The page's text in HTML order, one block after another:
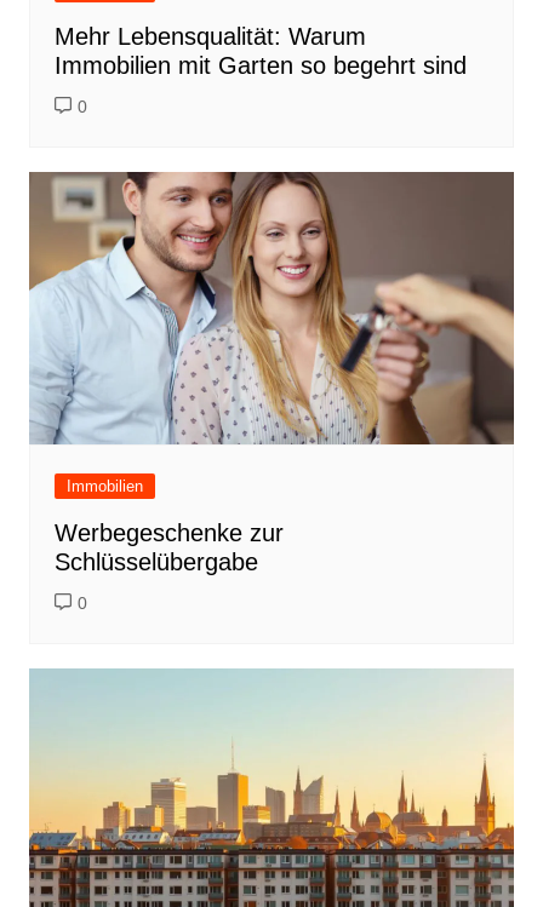
Mehr Lebensqualität: Warum
Immobilien mit Garten so begehrt sind
0
Immobilien
Werbegeschenke zur
Schlüsselübergabe
0